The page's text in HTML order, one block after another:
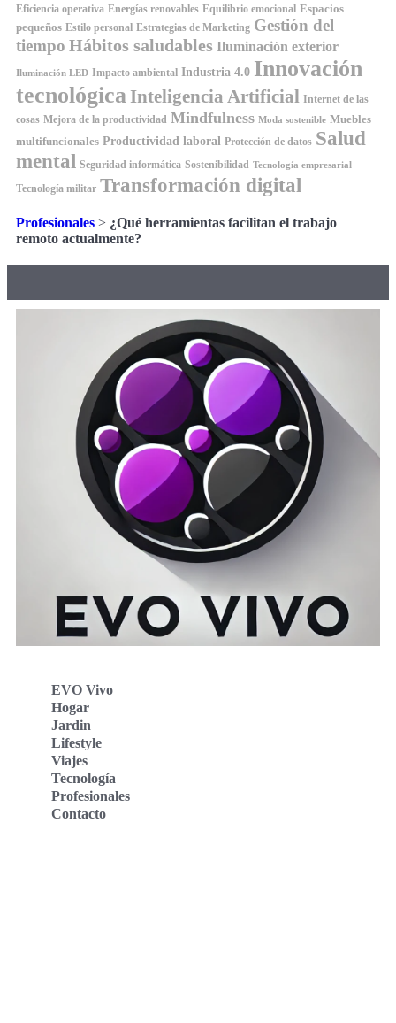
Eficiencia operativa Energías renovables Equilibrio emocional Espacios
pequeños Estilo personal Estrategias de Marketing Gestión del
tiempo Hábitos saludables Iluminación exterior
Iluminación LED Impacto ambiental Industria 4.0 Innovación
tecnológica Inteligencia Artificial Internet de las
cosas Mejora de la productividad Mindfulness Moda sostenible Muebles
multifuncionales Productividad laboral Protección de datos Salud
mental Seguridad informática Sostenibilidad Tecnología empresarial
Tecnología militar Transformación digital
Profesionales > ¿Qué herramientas facilitan el trabajo
remoto actualmente?
EVO Vivo
Hogar
Jardin
Lifestyle
Viajes
Tecnología
Profesionales
Contacto